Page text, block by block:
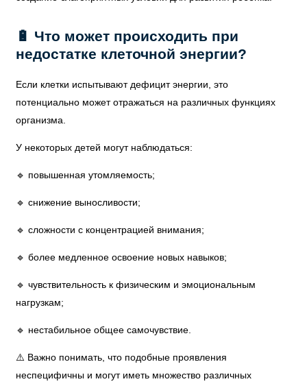
🔋 Что может происходить при
недостатке клеточной энергии?
Если клетки испытывают дефицит энергии, это
потенциально может отражаться на различных функциях
организма.
У некоторых детей могут наблюдаться:
🔹 повышенная утомляемость;
🔹 снижение выносливости;
🔹 сложности с концентрацией внимания;
🔹 более медленное освоение новых навыков;
🔹 чувствительность к физическим и эмоциональным
нагрузкам;
🔹 нестабильное общее самочувствие.
⚠️ Важно понимать, что подобные проявления
неспецифичны и могут иметь множество различных